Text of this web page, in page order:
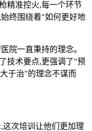
精准控火,每一个环节
终围绕着"如何更好地
院一直秉持的理念。
技术要点,更强调了"预
于治"的理念不谋而
次培训让他们更加理